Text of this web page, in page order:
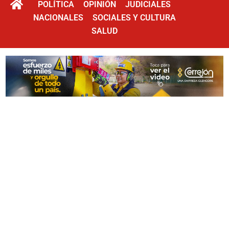
POLÍTICA OPINIÓN
JUDICIALES
NACIONALES
SOCIALES Y CULTURA
SALUD